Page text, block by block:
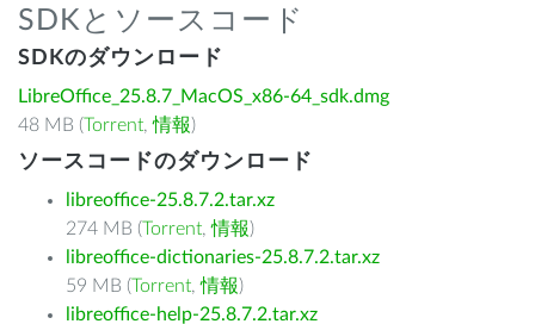
SDKとソースコード
SDKのダウンロード
LibreOffice_25.8.7_MacOS_x86-64_sdk.dmg
48 MB (Torrent,情報)
ソースコードのダウンロード
libreoffice-25.8.7.2.tar.xz
274 MB (Torrent,情報)
libreoffice-dictionaries-25.8.7.2.tar.xz
59 MB (Torrent,情報)
libreoffice-help-25.8.7.2.tar.xz